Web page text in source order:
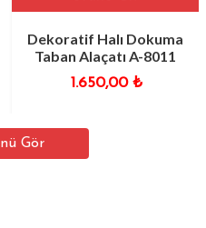
Dekoratif Halı Dokuma
Taban Alaçatı A-8011
1.650,00 ₺
Gör